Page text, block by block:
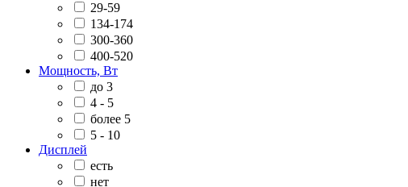
29-59
134-174
300-360
400-520
Мощность, Вт
до 3
4 - 5
более 5
5 - 10
Дисплей
есть
нет